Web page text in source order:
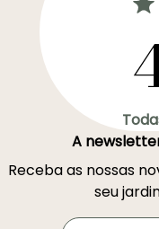
A
Receba as nossas
seu